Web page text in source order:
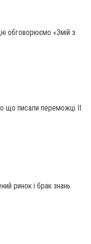
обговорюємо «Змій з
що писали переможці ІІ
ринок і брак знань